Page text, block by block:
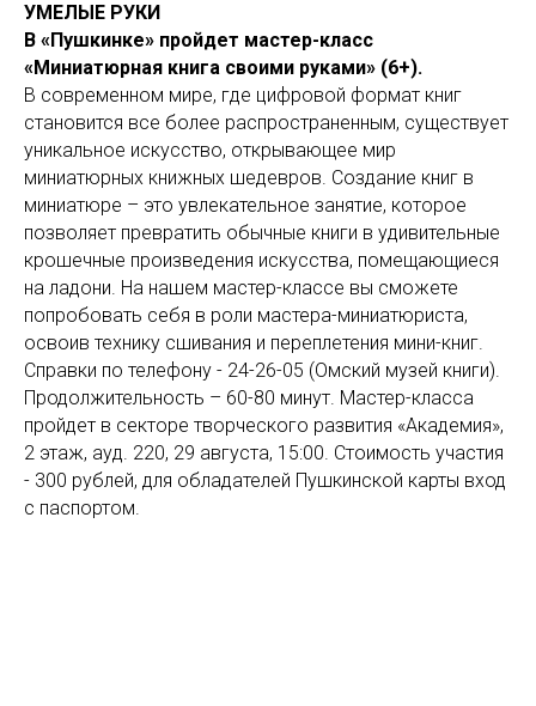
УМЕЛЫЕ РУКИ
В «Пушкинке» пройдет мастер-класс
«Миниатюрная книга своими руками» (6+).
В современном мире, где цифровой формат книг
становится все более распространенным, существует
уникальное искусство, открывающее мир
миниатюрных книжных шедевров. Создание книг в
миниатюре – это увлекательное занятие, которое
позволяет превратить обычные книги в удивительные
крошечные произведения искусства, помещающиеся
на ладони. На нашем мастер-классе вы сможете
попробовать себя в роли мастера-миниатюриста,
освоив технику сшивания и переплетения мини-книг.
Справки по телефону - 24-26-05 (Омский музей книги).
Продолжительность – 60-80 минут. Мастер-класса
пройдет в секторе творческого развития «Академия»,
2 этаж, ауд. 220, 29 августа, 15:00. Стоимость участия
- 300 рублей, для обладателей Пушкинской карты вход
с паспортом.